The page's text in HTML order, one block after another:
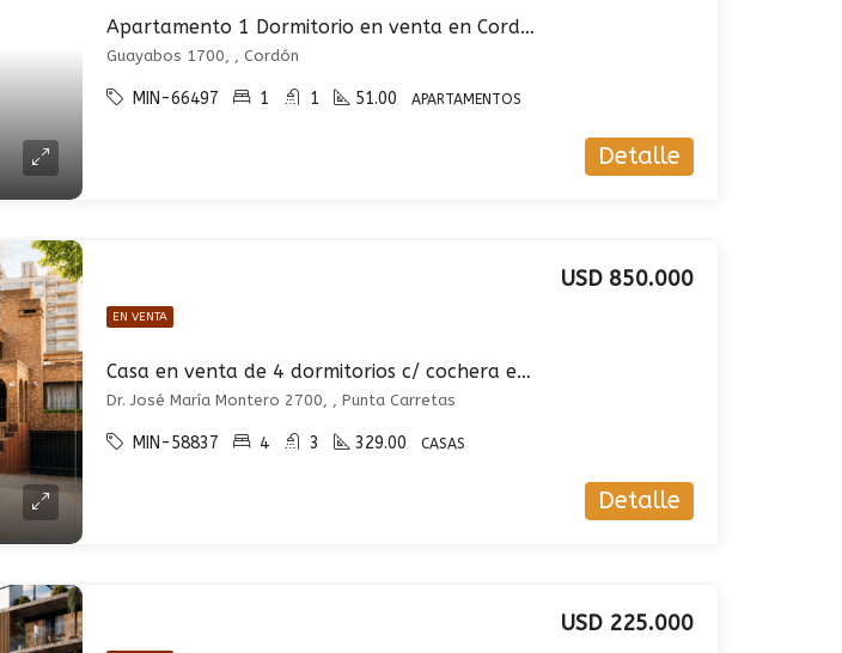
Apartamento 1 Dormitorio en venta en Cordón
Guayabos 1700, , Cordón
MIN-66497 1 1 51.00 APARTAMENTOS
Detalle
EN VENTA
Casa en venta de 4 dormitorios c/ cochera en Punta Carretas
USD 850.000
Dr. José María Montero 2700, , Punta Carretas
MIN-58837 4 3 329.00 CASAS
Detalle
USD 225.000